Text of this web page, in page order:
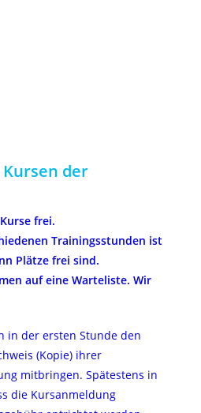
der
frei.
Trainingsstunden ist
Plätze frei sind.
auf eine Warteliste. Wir
in der ersten Stunde den
(Kopie) ihrer
mitbringen. Spätestens in
die Kursanmeldung